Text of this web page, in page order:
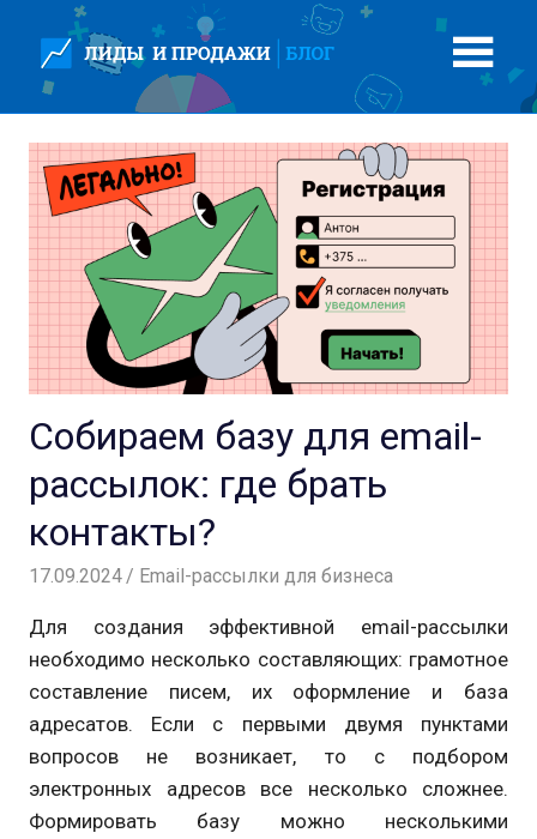
Перейти
содержимому
Собираем базу для email-
рассылок: где брать
контакты?
17.09.2024 Андрей
Email-рассылки для бизнеса
Для создания эффективной email-рассылки
необходимо несколько составляющих: грамотное
составление писем, их оформление и база
адресатов. Если с первыми двумя пунктами
вопросов не возникает, то с подбором
электронных адресов все несколько сложнее.
Формировать базу можно несколькими